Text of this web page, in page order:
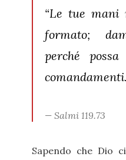
“Le tue mani
formato;
perché
Salmi 119.73
Sapendo che Dio